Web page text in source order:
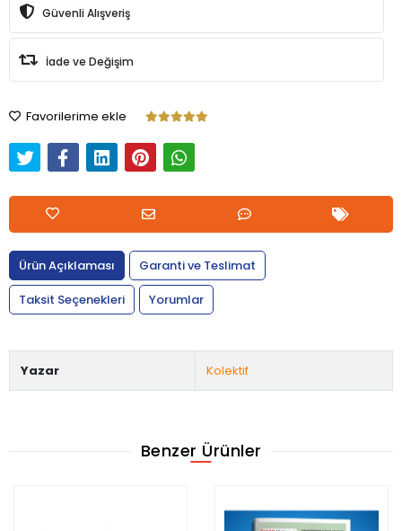
Güvenli Alışveriş
İade ve Değişim
Favorilerime ekle
Ürün Açıklaması
Garanti ve Teslimat
Taksit Seçenekleri
Yorumlar
Yazar Kolektif
Benzer Ürünler